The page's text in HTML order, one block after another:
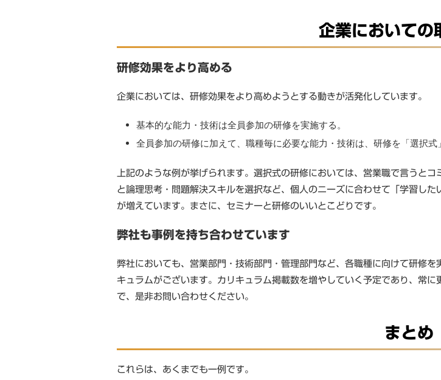
企業においての
研修効果をより高める
企業においては、研修効果をより高めようとする動きが活発化しています。
基本的な能力・技術は全員参加の研修を実施する。
全員参加の研修に加えて、職種毎に必要な能力・技術は、研修を「選択式
上記のような例が挙げられます。選択式の研修においては、営業職で言うと
と論理思考・問題解決スキルを選択など、個人のニーズに合わせて「学習し
が増えています。まさに、セミナーと研修のいいとこどりです。
弊社も事例を持ち合わせています
弊社においても、営業部門・技術部門・管理部門など、各職種に向けて研修
キュラムがございます。カリキュラム掲載数を増やしていく予定であり、常
で、是非お問い合わせください。
まとめ
これらは、あくまでも一例です。